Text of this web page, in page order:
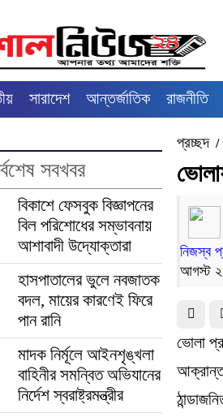
সারাদেশ আন্তর্জাতিক রাজনীতি
সবখবর
বিকাশে ফেসবুক বিজ্ঞাপনের
বিল পরিশোধের সম্ভাবনায়
আশাবাদী উদ্যোক্তারা
হাসপাতালের ভুলে নবজাতক
বদল, মায়ের কারণেই ফিরে
পান রানি
মাদক নির্মূলে আইনশৃঙ্খলা
বাহিনীর সমন্বিত অভিযানের
নির্দেশ স্বরাষ্ট্রমন্ত্রীর
প্রচ্ছদ
নিজস্ব
আগস্ট
ভোলা
আক্রান্ত